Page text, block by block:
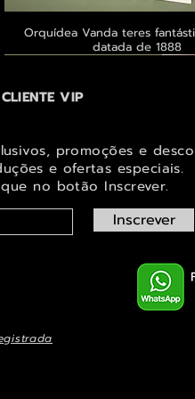
Visualização rápida
Orquídea Vanda teres
datada de 1888
Orquídea Laelia autumnalis, rara
Belíssima imagem de Fada das
Belíssima imagem de Fada das
VIP
promoções e
e ofertas especiais.
no botão Inscrever.
Inscrever